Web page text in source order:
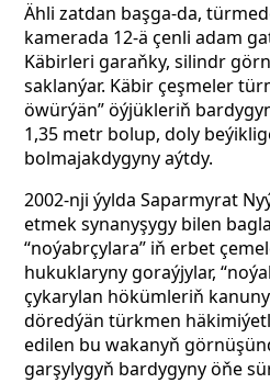
Ähli zatdan başga-da,
kamerada 12-ä çenli adam
Käbirleri garaňky, silindr
saklanýar. Käbir çeşmeler
öwürýän” öýjükleriň
1,35 metr bolup, doly
bolmajakdygyny aýtdy.
2002-nji ýylda Saparmyrat
etmek synanyşygy bilen
“noýabrçylara” iň erbet
hukuklaryny goraýjylar,
çykarylan hökümleriň
döredýän türkmen
edilen bu wakanyň
garşylygyň bardygyny öňe